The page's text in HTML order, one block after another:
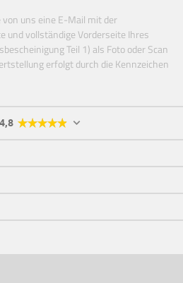
uns eine E-Mail mit der
und vollständige Vorderseite Ihres
Teil 1) als Foto oder Scan
erfolgt durch die Kennzeichen
4,8
<1 %
<1 %